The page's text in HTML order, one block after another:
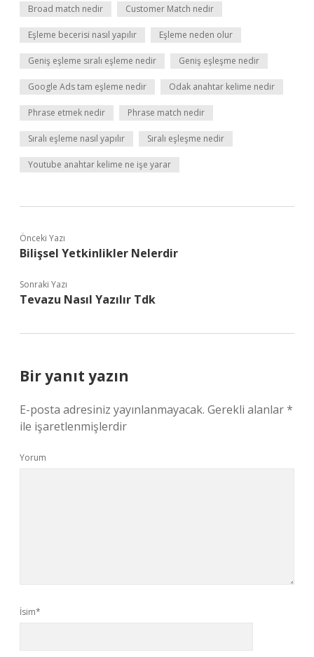
Broad match nedir Customer Match nedir
Eşleme becerisi nasıl yapılır Eşleme neden olur
Geniş eşleme sıralı eşleme nedir Geniş eşleşme nedir
Google Ads tam eşleme nedir Odak anahtar kelime nedir
Phrase etmek nedir Phrase match nedir
Sıralı eşleme nasıl yapılır Sıralı eşleşme nedir
Youtube anahtar kelime ne işe yarar
Önceki Yazı
Bilişsel Yetkinlikler Nelerdir
Sonraki Yazı
Tevazu Nasıl Yazılır Tdk
Bir yanıt yazın
E-posta adresiniz yayınlanmayacak. Gerekli alanlar*
ile işaretlenmişlerdir
Yorum
İsim*